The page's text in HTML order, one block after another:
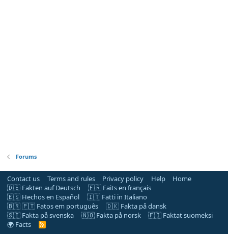
Forums
Contact us Terms and rules Privacy policy Help
Home
🇩🇪 Fakten auf Deutsch
🇫🇷 Faits en français
🇪🇸 Hechos en Español
🇮🇹 Fatti in Italiano
🇧🇷 🇵🇹 Fatos em português
🇩🇰 Fakta på dansk
🇸🇪 Fakta på svenska
🇳🇴 Fakta på norsk
🇫🇮 Faktat suomeksi
🌍 Facts
R